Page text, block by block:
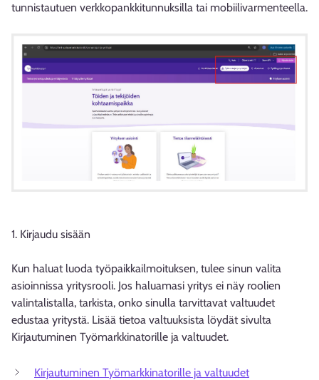
tunnistautuen verkkopankkitunnuksilla tai mobiilivarmenteella.
1. Kirjaudu sisään
Kun haluat luoda työpaikkailmoituksen, tulee sinun valita
asioinnissa yritysrooli. Jos haluamasi yritys ei näy roolien
valintalistalla, tarkista, onko sinulla tarvittavat valtuudet
edustaa yritystä. Lisää tietoa valtuuksista löydät sivulta
Kirjautuminen Työmarkkinatorille ja valtuudet.
Kirjautuminen Työmarkkinatorille ja valtuudet